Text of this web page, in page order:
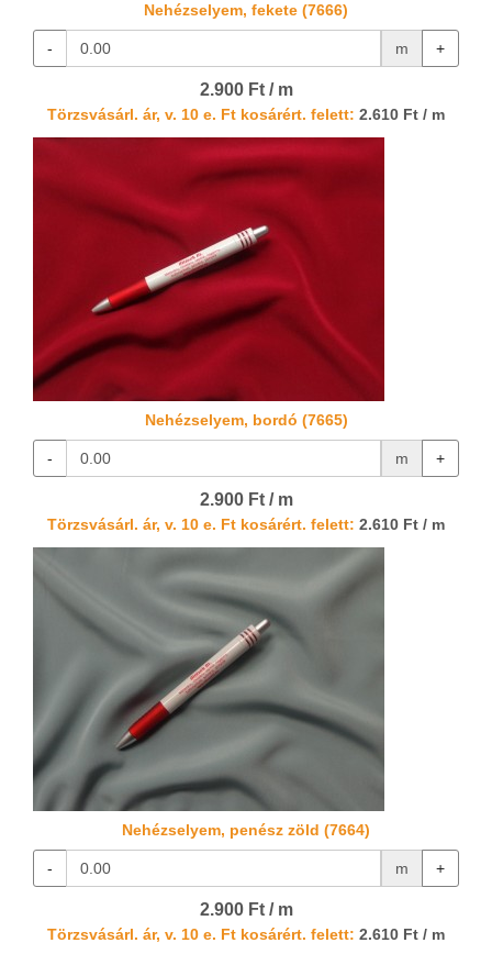
Nehézselyem, fekete (7666)
- m +
2.900 Ft / m
Törzsvásárl. ár, v. 10 e. Ft kosárért. felett: 2.610 Ft / m
Nehézselyem, bordó (7665)
- m +
2.900 Ft / m
Törzsvásárl. ár, v. 10 e. Ft kosárért. felett: 2.610 Ft / m
Nehézselyem, penész zöld (7664)
- m +
2.900 Ft / m
Törzsvásárl. ár, v. 10 e. Ft kosárért. felett: 2.610 Ft / m